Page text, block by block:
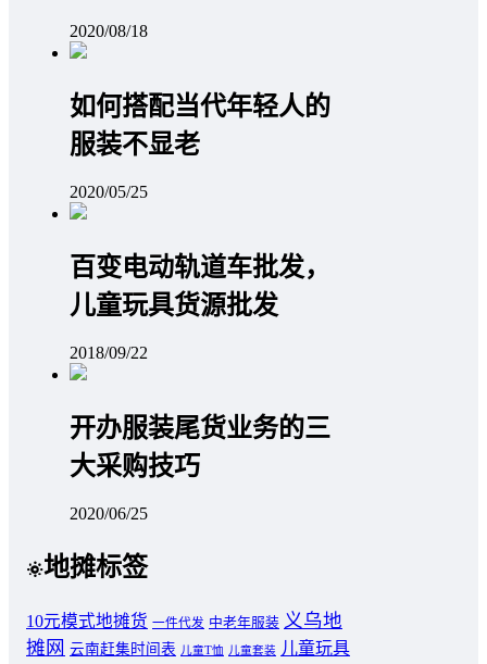
2020/08/18
如何搭配当代年轻人的
服装不显老
2020/05/25
百变电动轨道车批发，
儿童玩具货源批发
2018/09/22
开办服装尾货业务的三
大采购技巧
2020/06/25
地摊标签
10元模式地摊货 一件代发 中老年服装 义乌地
摊网 云南赶集时间表 儿童T恤 儿童套装 儿童玩具